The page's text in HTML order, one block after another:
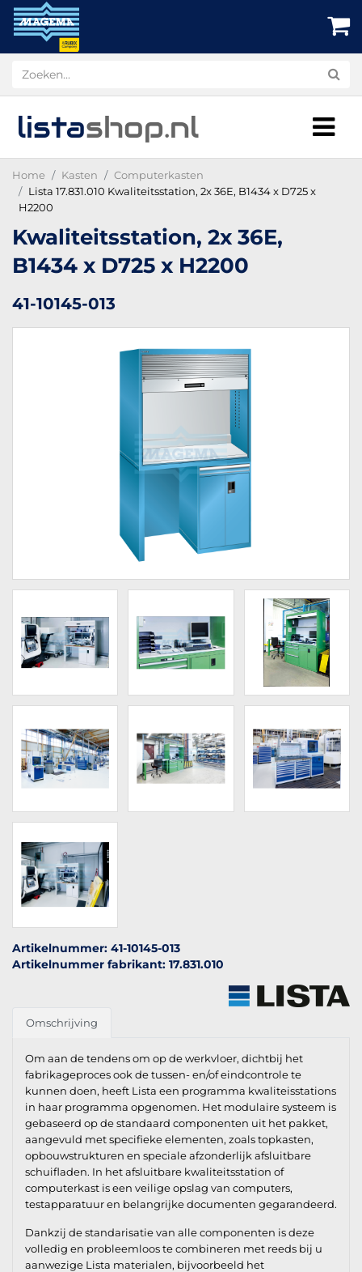
listashop.nl
Home Kasten
Computerkasten
Lista 17.831.010 Kwaliteitsstation, 2x 36E, B1434 x D725 x
H2200
Kwaliteitsstation, 2x 36E,
B1434 x D725 x H2200
41-10145-013
Artikelnummer: 41-10145-013
Artikelnummer fabrikant: 17.831.010
Omschrijving
Om aan de tendens om op de werkvloer, dichtbij het
fabrikageproces ook de tussen- en/of eindcontrole te
kunnen doen, heeft Lista een programma kwaliteisstations
in haar programma opgenomen. Het modulaire systeem is
gebaseerd op de standaard componenten uit het pakket,
aangevuld met specifieke elementen, zoals topkasten,
opbouwstrukturen en speciale afzonderlijk afsluitbare
schuifladen. In het afsluitbare kwaliteitsstation of
computerkast is een veilige opslag van computers,
testapparatuur en belangrijke documenten gegarandeerd.
Dankzij de standarisatie van alle componenten is deze
volledig en probleemloos te combineren met reeds bij u
aanwezige Lista materialen, bijvoorbeeld het